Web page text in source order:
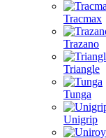
Tracmax
Trazano
Triangle
Tunga
Unigrip